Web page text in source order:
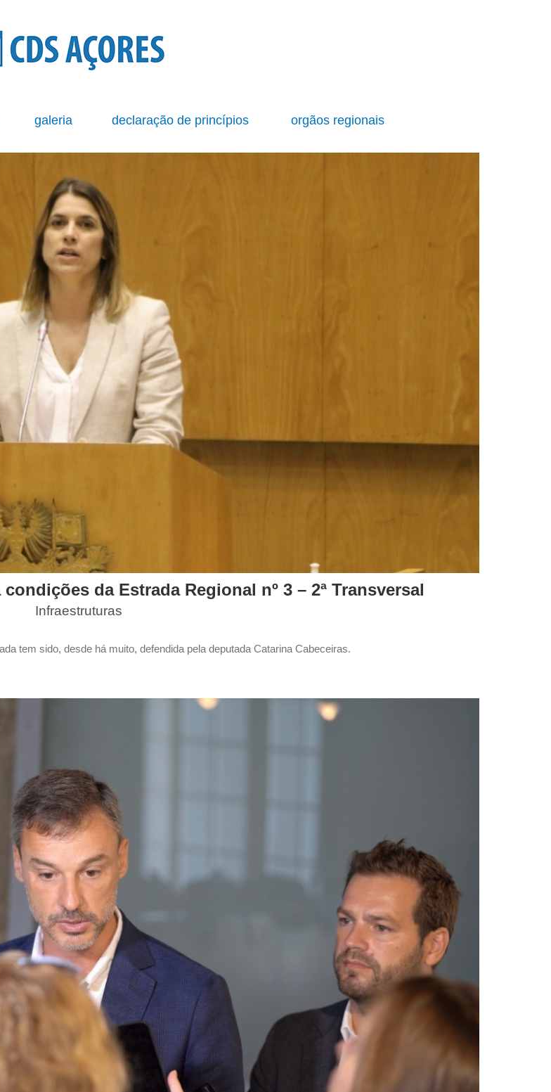
galeria declaração de princípios orgãos regionais
da Estrada Regional nº 3 – 2ª Transversal
Infraestruturas
tem sido, desde há muito, defendida pela deputada Catarina Cabeceiras.